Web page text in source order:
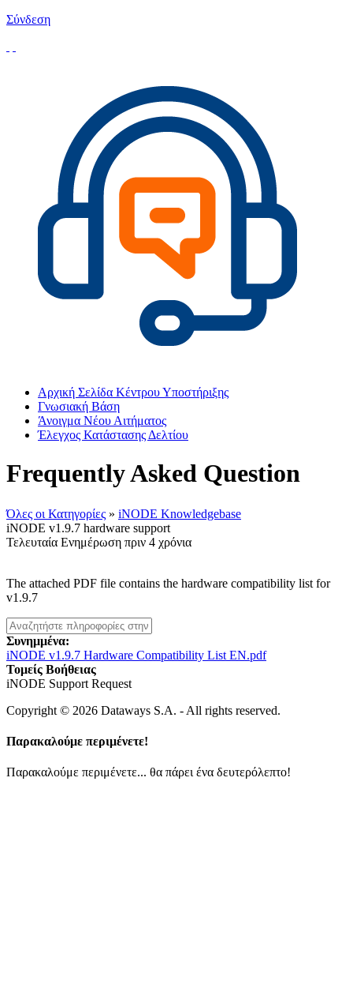
Σύνδεση
Αρχική Σελίδα Κέντρου Υποστήριξης
Γνωσιακή Βάση
Άνοιγμα Νέου Αιτήματος
Έλεγχος Κατάστασης Δελτίου
Frequently Asked Question
Όλες οι Κατηγορίες » iNODE Knowledgebase
iNODE v1.9.7 hardware support
Τελευταία Ενημέρωση πριν 4 χρόνια
The attached PDF file contains the hardware compatibility list for
v1.9.7
Συνημμένα:
iNODE v1.9.7 Hardware Compatibility List EN.pdf
Τομείς Βοήθειας
iNODE Support Request
Copyright © 2026 Dataways S.A. - All rights reserved.
Παρακαλούμε περιμένετε!
Παρακαλούμε περιμένετε... θα πάρει ένα δευτερόλεπτο!